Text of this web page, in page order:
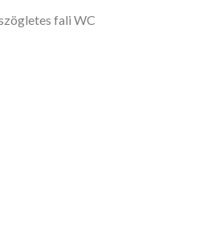
fali WC